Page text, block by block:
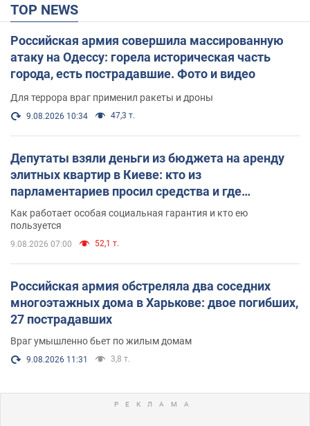
TOP NEWS
Российская армия совершила массированную
атаку на Одессу: горела историческая часть
города, есть пострадавшие. Фото и видео
Для террора враг применил ракеты и дроны
9.08.2026 10:34 47,3 т.
Депутаты взяли деньги из бюджета на аренду
элитных квартир в Киеве: кто из
парламентариев просил средства и где
поселился
Как работает особая социальная гарантия и кто ею
пользуется
9.08.2026 07:00 52,1 т.
Российская армия обстреляла два соседних
многоэтажных дома в Харькове: двое погибших,
27 пострадавших
Враг умышленно бьет по жилым домам
9.08.2026 11:31 3,8 т.